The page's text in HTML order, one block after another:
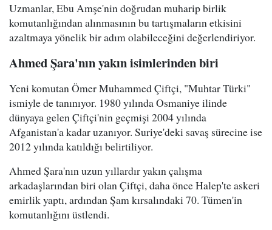
Uzmanlar, Ebu Amşe'nin doğrudan muharip birlik
komutanlığından alınmasının bu tartışmaların etkisini
azaltmaya yönelik bir adım olabileceğini değerlendiriyor.
Ahmed Şara'nın yakın isimlerinden biri
Yeni komutan Ömer Muhammed Çiftçi, "Muhtar Türki"
ismiyle de tanınıyor. 1980 yılında Osmaniye ilinde
dünyaya gelen Çiftçi'nin geçmişi 2004 yılında
Afganistan'a kadar uzanıyor. Suriye'deki savaş sürecine ise
2012 yılında katıldığı belirtiliyor.
Ahmed Şara'nın uzun yıllardır yakın çalışma
arkadaşlarından biri olan Çiftçi, daha önce Halep'te askeri
emirlik yaptı, ardından Şam kırsalındaki 70. Tümen'in
komutanlığını üstlendi.